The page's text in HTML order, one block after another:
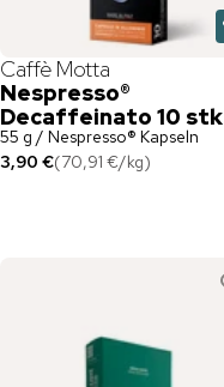
Caffè Motta
Nespresso®
Decaffeinato 10 stk
55 g / Nespresso® Kapseln
3,90 €(70,91 €/kg)